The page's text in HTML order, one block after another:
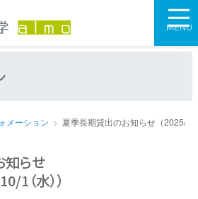
尚絅学院大MENU
メーション 夏季長期貸出のお知らせ（2025/7/
らせ
1（水））